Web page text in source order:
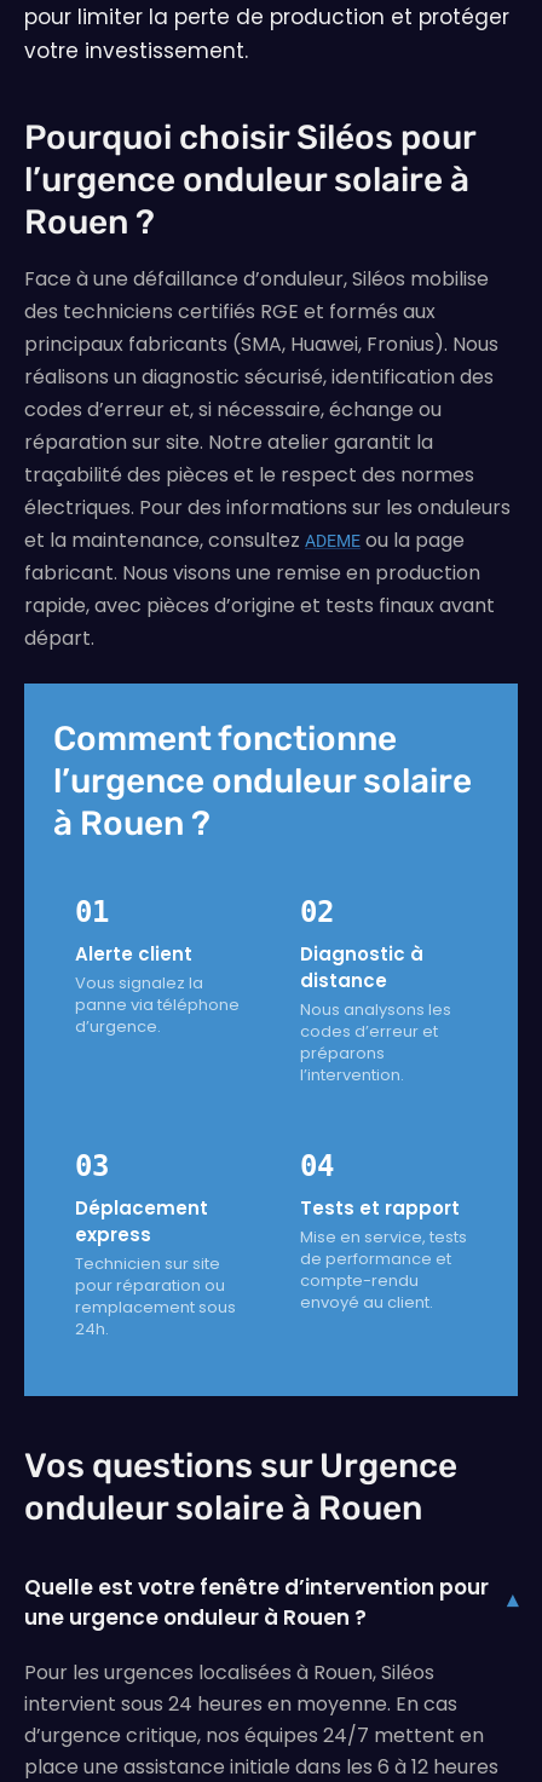
pour limiter la perte de production et protéger
votre investissement.
Pourquoi choisir Siléos pour
l’urgence onduleur solaire à
Rouen ?
Face à une défaillance d’onduleur, Siléos mobilise
des techniciens certifiés RGE et formés aux
principaux fabricants (SMA, Huawei, Fronius). Nous
réalisons un diagnostic sécurisé, identification des
codes d’erreur et, si nécessaire, échange ou
réparation sur site. Notre atelier garantit la
traçabilité des pièces et le respect des normes
électriques. Pour des informations sur les onduleurs
et la maintenance, consultez ADEME ou la page
fabricant. Nous visons une remise en production
rapide, avec pièces d’origine et tests finaux avant
départ.
Comment fonctionne
l’urgence onduleur solaire
à Rouen ?
01
Alerte client
Vous signalez la
panne via téléphone
d’urgence.
02
Diagnostic à
distance
Nous analysons les
codes d’erreur et
préparons
l’intervention.
03
Déplacement
express
Technicien sur site
pour réparation ou
remplacement sous
24h.
04
Tests et rapport
Mise en service, tests
de performance et
compte-rendu
envoyé au client.
Vos questions sur Urgence
onduleur solaire à Rouen
Quelle est votre fenêtre d’intervention pour
une urgence onduleur à Rouen ?
▾
Pour les urgences localisées à Rouen, Siléos
intervient sous 24 heures en moyenne. En cas
d’urgence critique, nos équipes 24/7 mettent en
place une assistance initiale dans les 6 à 12 heures